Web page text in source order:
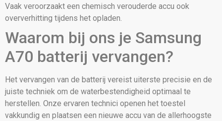
Vaak veroorzaakt een chemisch verouderde accu ook
oververhitting tijdens het opladen.
Waarom bij ons je Samsung
A70 batterij vervangen?
Het vervangen van de batterij vereist uiterste precisie en de
juiste techniek om de waterbestendigheid optimaal te
herstellen. Onze ervaren technici openen het toestel
vakkundig en plaatsen een nieuwe accu van de allerhoogste